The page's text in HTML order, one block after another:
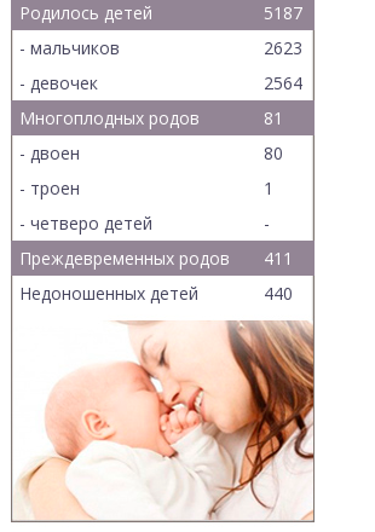
Родилось детей
5187
- мальчиков
2623
- девочек
2564
Многоплодных родов
81
- двоен
80
- троен
1
- четверо детей
-
Преждевременных родов
411
Недоношенных детей
440